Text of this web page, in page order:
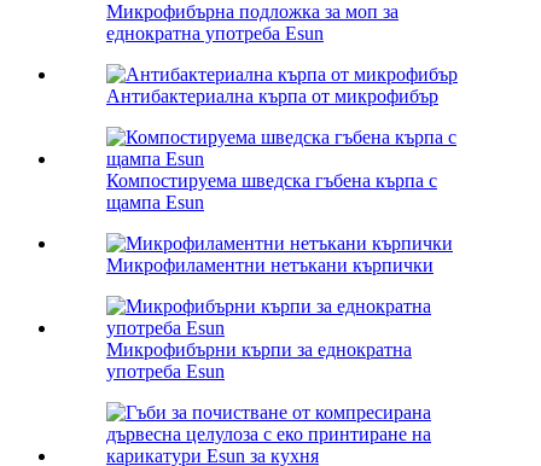
Микрофибърна подложка за моп за
еднократна употреба Esun
Антибактериална кърпа от микрофибър
Компостируема шведска гъбена кърпа с
щампа Esun
Микрофиламентни нетъкани кърпички
Микрофибърни кърпи за еднократна
употреба Esun